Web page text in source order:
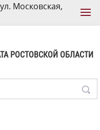
Московская,
РОСТОВСКОЙ ОБЛАСТИ